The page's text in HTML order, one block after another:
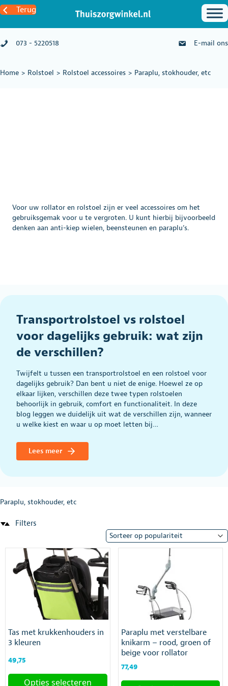
Terug
073 - 5220518 E-mail ons
Home > Rolstoel > Rolstoel accessoires > Paraplu, stokhouder, etc
Voor uw rollator en rolstoel zijn er veel accessoires om het
gebruiksgemak voor u te vergroten. U kunt hierbij bijvoorbeeld
denken aan anti-kiep wielen, beensteunen en paraplu’s.
Transportrolstoel vs rolstoel
voor dagelijks gebruik: wat zijn
de verschillen?
Twijfelt u tussen een transportrolstoel en een rolstoel voor
dagelijks gebruik? Dan bent u niet de enige. Hoewel ze op
elkaar lijken, verschillen deze twee typen rolstoelen
behoorlijk in gebruik, comfort en functionaliteit. In deze
blog leggen we duidelijk uit wat de verschillen zijn, wanneer
u welke kiest en waar u op moet letten bij…
Lees meer
Paraplu, stokhouder, etc
Filters
Tas met krukkenhouders in
3 kleuren
49,75
Opties selecteren
Paraplu met verstelbare
knikarm – rood, groen of
beige voor rollator
77,49